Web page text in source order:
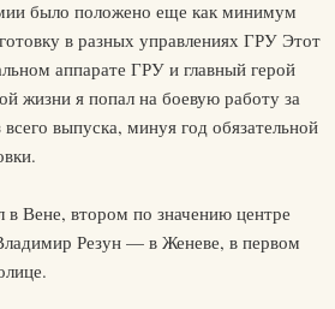
было положено еще как минимум
в разных управлениях ГРУ Этот
аппарате ГРУ и главный герой
жизни я попал на боевую работу за
выпуска, минуя год обязательной
в Вене, втором по значению центре
Резун — в Женеве, в первом